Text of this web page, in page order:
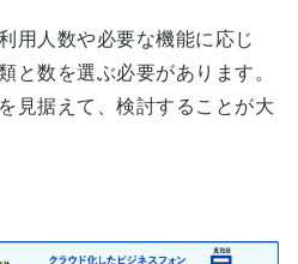
用人数や必要な機能に応じ
と数を選ぶ必要があります。
見据えて、検討することが大